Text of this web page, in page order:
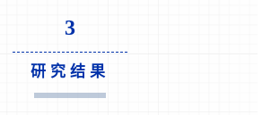
3
研究结果